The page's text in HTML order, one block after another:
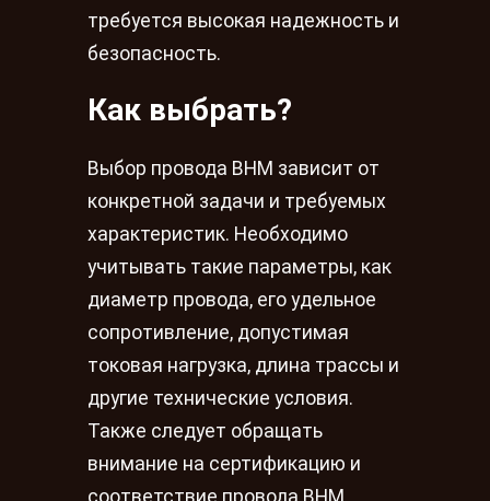
требуется высокая надежность и
безопасность.
Как выбрать?
Выбор провода ВНМ зависит от
конкретной задачи и требуемых
характеристик. Необходимо
учитывать такие параметры, как
диаметр провода, его удельное
сопротивление, допустимая
токовая нагрузка, длина трассы и
другие технические условия.
Также следует обращать
внимание на сертификацию и
соответствие провода ВНМ